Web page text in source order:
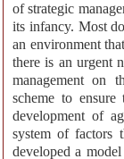
of strategic
its infancy. Most
an environment
there is an urgent
management on
scheme to
development of
system of factors
developed a